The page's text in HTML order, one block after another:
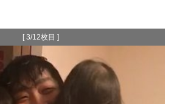
[ 3/12枚目 ]